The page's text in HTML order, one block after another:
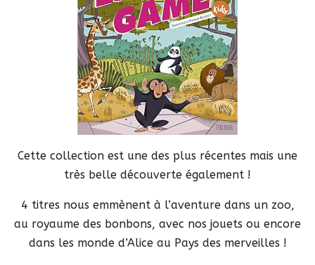
Cette collection est une des plus récentes mais une
très belle découverte également !
4 titres nous emmènent à l’aventure dans un zoo,
au royaume des bonbons, avec nos jouets ou encore
dans les monde d’Alice au Pays des merveilles !